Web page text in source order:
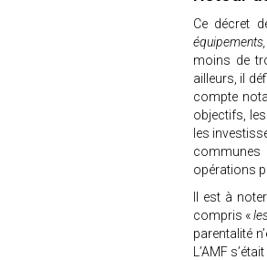
Ce décret
moins de
ailleurs, il
compte
objectifs,
les
opérations
Il est à
compris «
parentalité
L’AMF